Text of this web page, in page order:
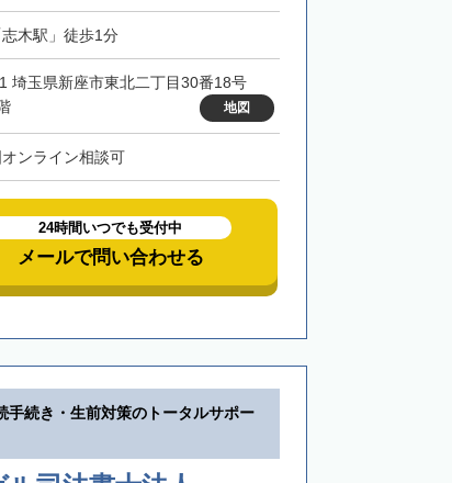
木駅」徒歩1分
埼玉県新座市東北二丁目30番18号
地図
ンライン相談可
24時間いつでも受付中
メールで問い合わせる
手続き・生前対策のトータルサポー